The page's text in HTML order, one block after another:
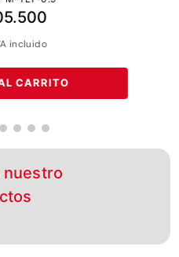
.500
incluido
CARRITO
nuestro